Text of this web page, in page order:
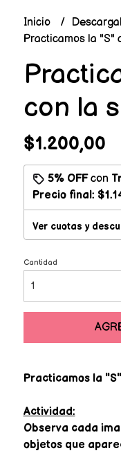
Inicio
Practicamos la "S"
con la
$1.200,00
5% OFFcon
Precio final:
Ver cuotas y
Cantidad
Practicamos la
Actividad:
Observa cada
objetos que